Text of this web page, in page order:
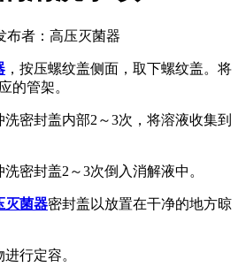
布者：高压灭菌器
，按压螺纹盖侧面，取下螺纹盖。将
的管架。
封盖内部2～3次，将溶液收集到
封盖2～3次倒入消解液中。
灭菌器密封盖以放置在干净的地方晾
行定容。